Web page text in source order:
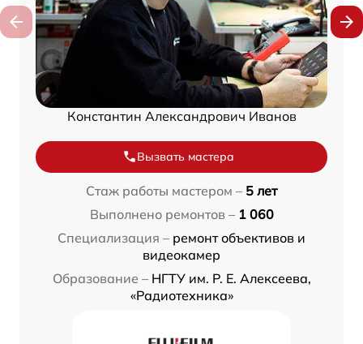
Константин Александрович Иванов
Вызвать мастера
Стаж работы мастером – 5 лет
Выполнено ремонтов – 1 060
Специализация – ремонт объективов и
видеокамер
Образование – НГТУ им. Р. Е. Алексеева,
«Радиотехника»